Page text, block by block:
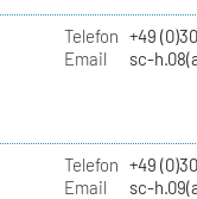
Telefon +49
Email
sc-
Telefon +49
Email
sc-